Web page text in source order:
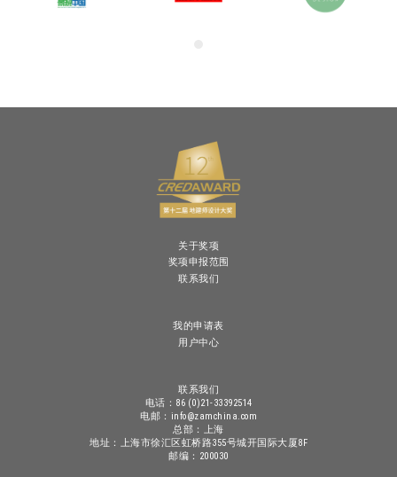
关于奖项
奖项申报范围
联系我们
我的申请表
用户中心
联系我们
电话：86 (0)21-33392514
电邮：info@zamchina.com
总部：上海
地址：上海市徐汇区虹桥路355号城开国际大厦8F
邮编：200030